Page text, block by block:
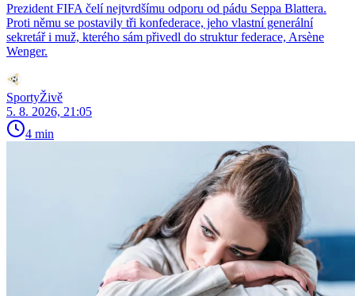
Prezident FIFA čelí nejtvrdšímu odporu od pádu Seppa Blattera.
Proti němu se postavily tři konfederace, jeho vlastní generální
sekretář i muž, kterého sám přivedl do struktur federace, Arsène
Wenger.
SportyŽivě
5. 8. 2026, 21:05
4 min